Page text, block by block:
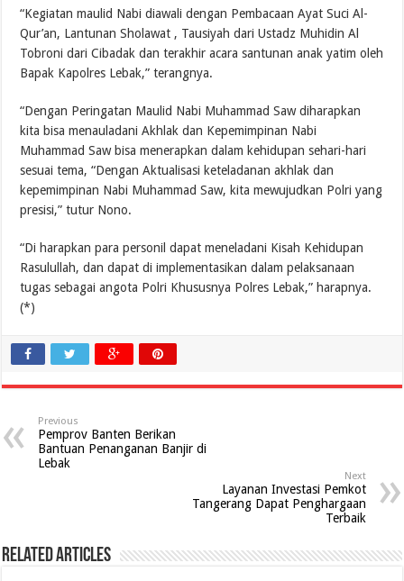
“Kegiatan maulid Nabi diawali dengan Pembacaan Ayat Suci Al-
Qur’an, Lantunan Sholawat , Tausiyah dari Ustadz Muhidin Al
Tobroni dari Cibadak dan terakhir acara santunan anak yatim oleh
Bapak Kapolres Lebak,” terangnya.
“Dengan Peringatan Maulid Nabi Muhammad Saw diharapkan
kita bisa menauladani Akhlak dan Kepemimpinan Nabi
Muhammad Saw bisa menerapkan dalam kehidupan sehari-hari
sesuai tema, “Dengan Aktualisasi keteladanan akhlak dan
kepemimpinan Nabi Muhammad Saw, kita mewujudkan Polri yang
presisi,” tutur Nono.
“Di harapkan para personil dapat meneladani Kisah Kehidupan
Rasulullah, dan dapat di implementasikan dalam pelaksanaan
tugas sebagai angota Polri Khususnya Polres Lebak,” harapnya.
(*)
Previous
Pemprov Banten Berikan
Bantuan Penanganan Banjir di
Lebak
Next
Layanan Investasi Pemkot
Tangerang Dapat Penghargaan
Terbaik
Related Articles